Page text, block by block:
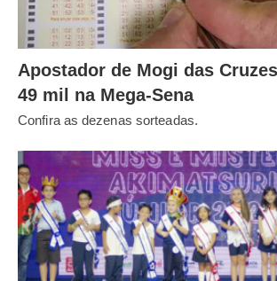
Apostador de Mogi das
49 mil na Mega-Sena
Confira as dezenas sorteadas.